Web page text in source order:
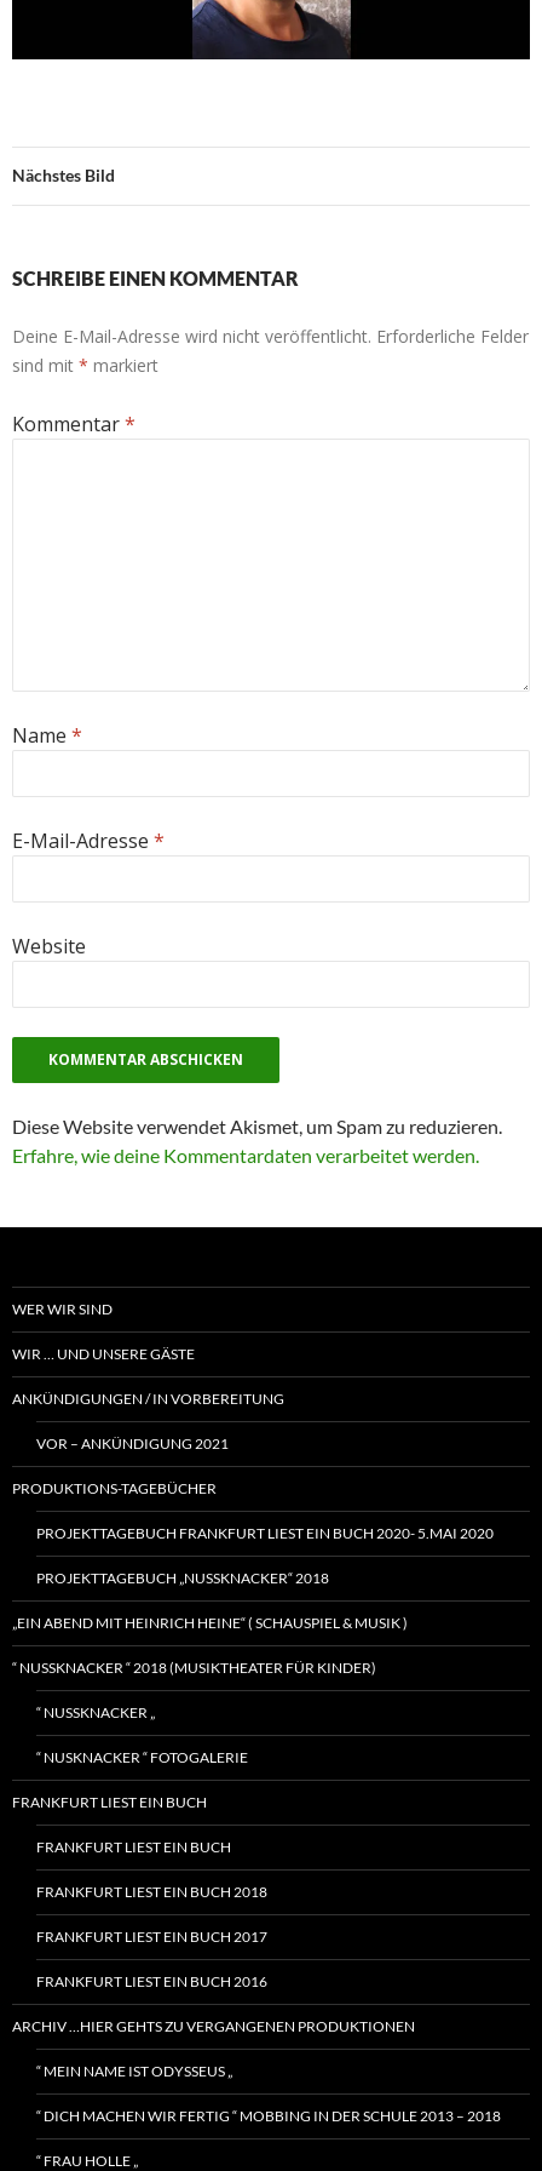
Nächstes Bild
SCHREIBE EINEN KOMMENTAR
Deine E-Mail-Adresse wird nicht veröffentlicht. Erforderliche Felder
sind mit * markiert
Kommentar*
Name *
E-Mail-Adresse *
Website
Diese Website verwendet Akismet, um Spam zu reduzieren.
Erfahre, wie deine Kommentardaten verarbeitet werden.
WER WIR SIND
WIR … UND UNSERE GÄSTE
ANKÜNDIGUNGEN / IN VORBEREITUNG
VOR – ANKÜNDIGUNG 2021
PRODUKTIONS-TAGEBÜCHER
PROJEKTTAGEBUCH FRANKFURT LIEST EIN BUCH 2020- 5.MAI 2020
PROJEKTTAGEBUCH „NUSSKNACKER“ 2018
„EIN ABEND MIT HEINRICH HEINE“ ( SCHAUSPIEL & MUSIK )
“ NUSSKNACKER “ 2018 (MUSIKTHEATER FÜR KINDER)
“ NUSSKNACKER „
“ NUSKNACKER “ FOTOGALERIE
FRANKFURT LIEST EIN BUCH
FRANKFURT LIEST EIN BUCH
FRANKFURT LIEST EIN BUCH 2018
FRANKFURT LIEST EIN BUCH 2017
FRANKFURT LIEST EIN BUCH 2016
ARCHIV …HIER GEHTS ZU VERGANGENEN PRODUKTIONEN
“ MEIN NAME IST ODYSSEUS „
“ DICH MACHEN WIR FERTIG “ MOBBING IN DER SCHULE 2013 – 2018
“ FRAU HOLLE „